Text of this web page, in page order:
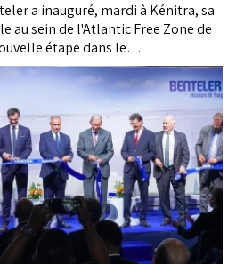
a inauguré, mardi à Kénitra, sa
au sein de l'Atlantic Free Zone de
étape dans le
industrielles dans le